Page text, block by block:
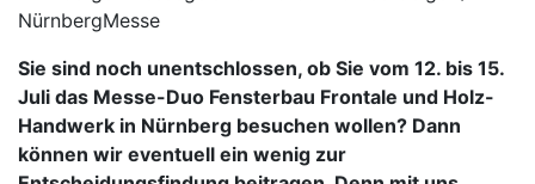
NürnbergMesse
Sie sind noch unentschlossen, ob Sie vom 12. bis 15.
Juli das Messe-Duo Fensterbau Frontale und Holz-
Handwerk in Nürnberg besuchen wollen? Dann
können wir eventuell ein wenig zur